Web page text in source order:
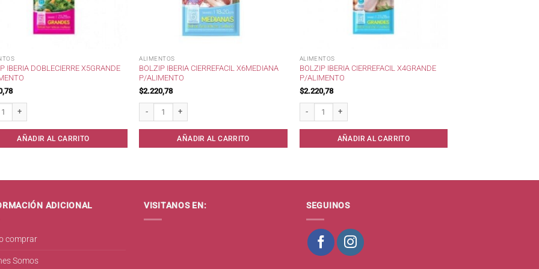
IBERIA DOBLECIERRE X5GRANDE
AÑADIR AL CARRITO
ALIMENTOS
BOLZIP IBERIA CIERREFACIL X6MEDIANA
P/ALIMENTO
$2.220,78
AÑADIR AL CARRITO
ALIMENTOS
BOLZIP IBERIA CIERREFACIL X4GRANDE
P/ALIMENTO
$2.220,78
AÑADIR AL CARRITO
ADICIONAL
comprar
Somos
VISITANOS EN: SEGUINOS